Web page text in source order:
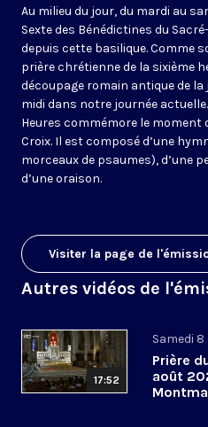
Au milieu du jour, du mardi au
Sexte des Bénédictines du
depuis cette basilique. Comme
prière chrétienne de la sixième
découpage romain antique de
midi dans notre journée
Heures commémore le moment
Croix. Il est composé d’une
morceaux de psaumes), d’une
d’une oraison.
Visiter la page de
Autres vidéos de
17:52
Samedi
Prière
août